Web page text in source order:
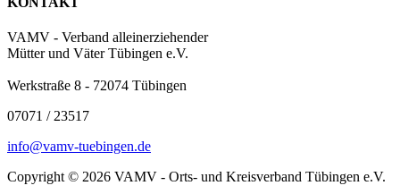
VAMV - Verband alleinerziehender
Mütter und Väter Tübingen e.V.
Werkstraße 8 - 72074 Tübingen
07071 / 23517
info@vamv-tuebingen.de
Copyright © 2026 VAMV - Orts- und Kreisverband Tübingen e.V.